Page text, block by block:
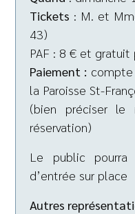
Tickets : M. et
43)
PAF : 8 € et gratuit
Paiement :
la Paroisse St-
(bien préciser
réservation)
Le public
d’entrée sur place
Autres